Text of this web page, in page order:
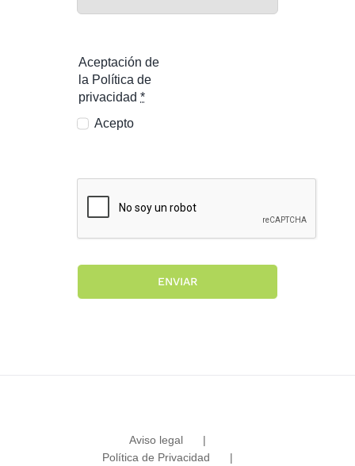
Aceptación de
la Política de
privacidad*
Acepto
ENVIAR
Aviso legal
Política de Privacidad